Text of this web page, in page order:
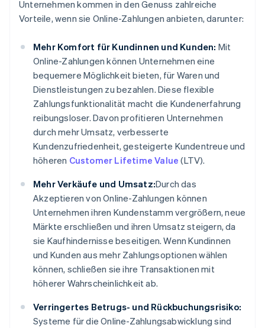
Unternehmen kommen in den Genuss zahlreiche
Vorteile, wenn sie Online-Zahlungen anbieten, darunter:
Mehr Komfort für Kundinnen und Kunden: Mit
Online-Zahlungen können Unternehmen eine
bequemere Möglichkeit bieten, für Waren und
Dienstleistungen zu bezahlen. Diese flexible
Zahlungsfunktionalität macht die Kundenerfahrung
reibungsloser. Davon profitieren Unternehmen
durch mehr Umsatz, verbesserte
Kundenzufriedenheit, gesteigerte Kundentreue und
höheren Customer Lifetime Value (LTV).
Mehr Verkäufe und Umsatz:Durch das
Akzeptieren von Online-Zahlungen können
Unternehmen ihren Kundenstamm vergrößern, neue
Märkte erschließen und ihren Umsatz steigern, da
sie Kaufhindernisse beseitigen. Wenn Kundinnen
und Kunden aus mehr Zahlungsoptionen wählen
können, schließen sie ihre Transaktionen mit
höherer Wahrscheinlichkeit ab.
Verringertes Betrugs- und Rückbuchungsrisiko:
Systeme für die Online-Zahlungsabwicklung sind